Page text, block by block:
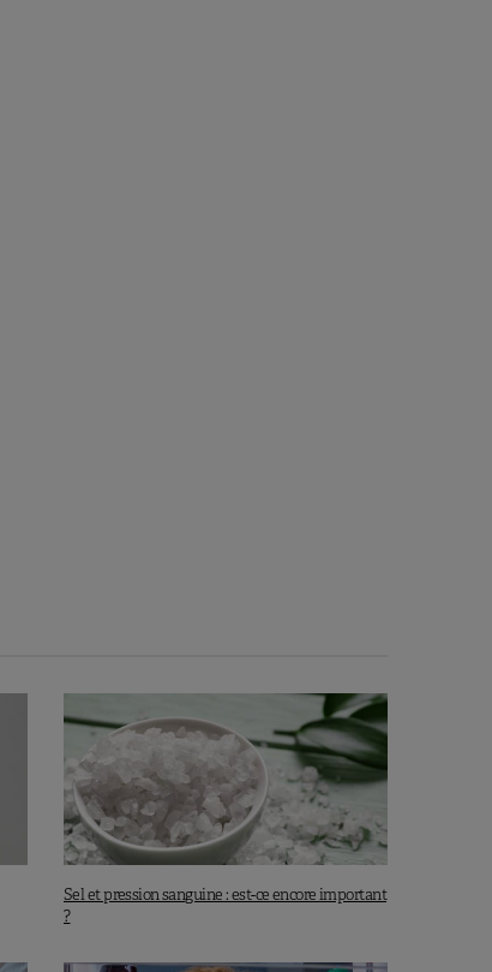
Sel et pression sanguine : est-ce encore important
?